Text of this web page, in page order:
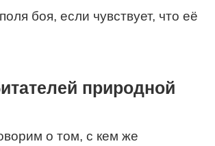
боя, если чувствует, что её
природной
о том, с кем же